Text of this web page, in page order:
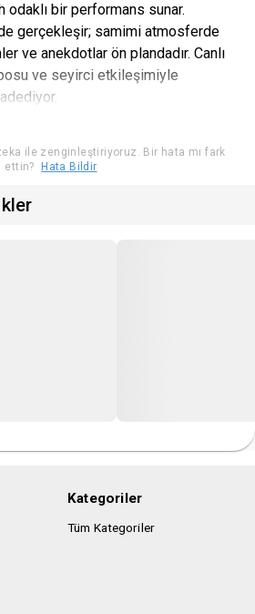
bir performans sunar.
gerçekleşir; samimi atmosferde
ve anekdotlar ön plandadır. Canlı
ve seyirci etkileşimiyle
ile zenginleştiriyoruz. Bir hata mı fark
ettin?
Hata Bildir
Kategoriler
Tüm Kategoriler